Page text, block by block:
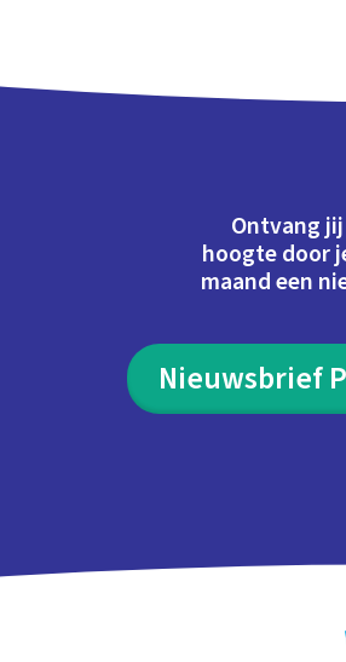
Ontvang
hoogte door
maand een
Nieuwsbrief